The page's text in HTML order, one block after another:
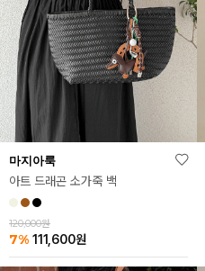
마지아룩
아트 드래곤 소가죽 백
120,000원
7% 111,600원